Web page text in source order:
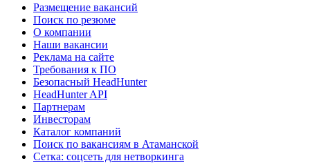
Размещение вакансий
Поиск по резюме
О компании
Наши вакансии
Реклама на сайте
Требования к ПО
Безопасный HeadHunter
HeadHunter API
Партнерам
Инвесторам
Каталог компаний
Поиск по вакансиям в Атаманской
Сетка: соцсеть для нетворкинга